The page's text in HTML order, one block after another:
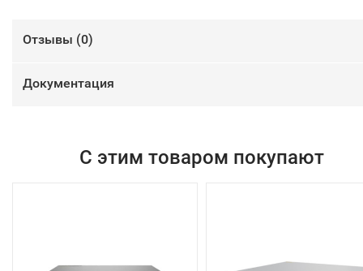
Отзывы (0)
Документация
С этим товаром покупают